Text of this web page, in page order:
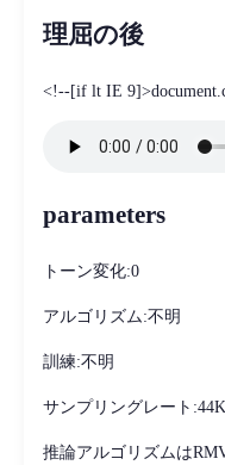
理屈の後
<!--[if lt IE
parameters
トーン変化:0
アルゴリズム:不明
訓練:不明
サンプリングレート:44K
推論アルゴリズムは